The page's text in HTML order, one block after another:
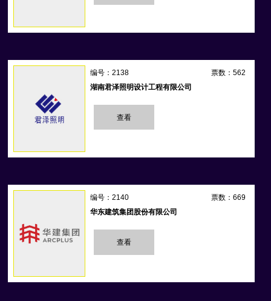
票数：562
编号：2138
湖南君泽照明设计工程有限公司
查看
票数：669
编号：2140
华东建筑集团股份有限公司
查看